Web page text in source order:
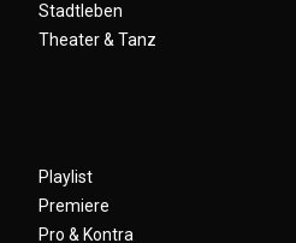
Stadtleben
Theater & Tanz
Playlist
Premiere
Pro & Kontra